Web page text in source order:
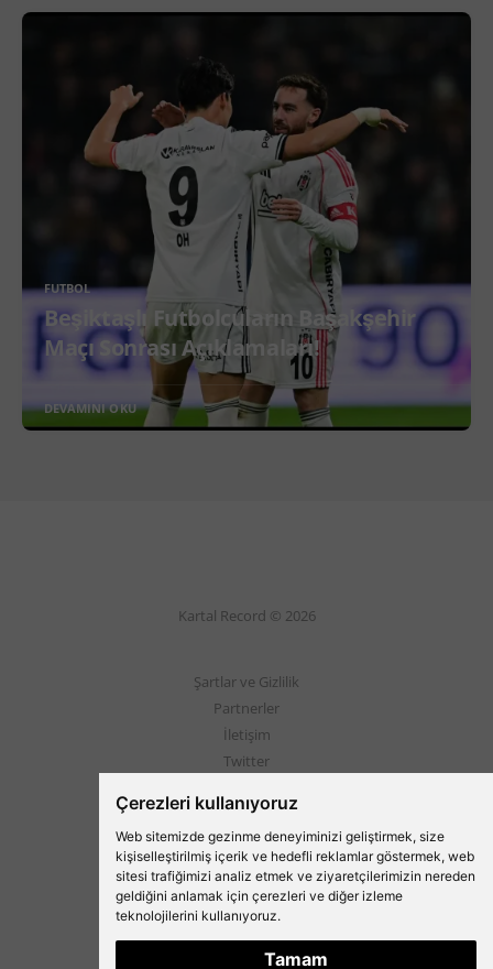
Çerezleri kullanıyoruz
Web sitemizde gezinme deneyiminizi geliştirmek, size
kişiselleştirilmiş içerik ve hedefli reklamlar göstermek, web
sitesi trafiğimizi analiz etmek ve ziyaretçilerimizin nereden
geldiğini anlamak için çerezleri ve diğer izleme
teknolojilerini kullanıyoruz.
Tamam
FUTBOL
Beşiktaşlı Futbolcuların Başakşehir
Maçı Sonrası Açıklamaları!
DEVAMINI OKU
Kartal Record © 2026
Şartlar ve Gizlilik
Partnerler
İletişim
Twitter
Beşiktaş'ın Medyası